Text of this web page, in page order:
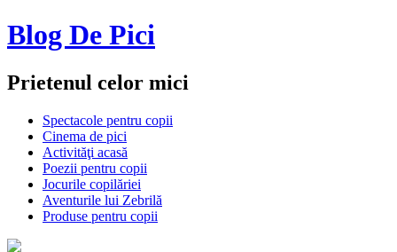
Blog De Pici
Prietenul celor mici
Spectacole pentru copii
Cinema de pici
Activităţi acasă
Poezii pentru copii
Jocurile copilăriei
Aventurile lui Zebrilă
Produse pentru copii